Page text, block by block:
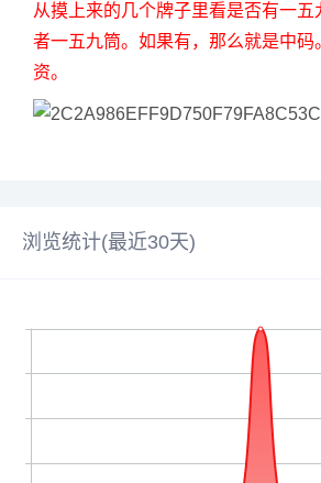
从摸上来的几个牌子里看是否有一
者一五九筒。如果有，那么就是中码
资。
浏览统计(最近30天)